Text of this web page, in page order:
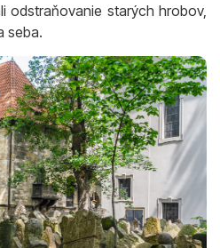
odstraňovanie starých hrobov,
seba.